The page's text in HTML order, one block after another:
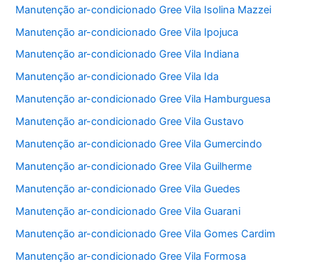
Manutenção ar-condicionado Gree Vila Isolina Mazzei
Manutenção ar-condicionado Gree Vila Ipojuca
Manutenção ar-condicionado Gree Vila Indiana
Manutenção ar-condicionado Gree Vila Ida
Manutenção ar-condicionado Gree Vila Hamburguesa
Manutenção ar-condicionado Gree Vila Gustavo
Manutenção ar-condicionado Gree Vila Gumercindo
Manutenção ar-condicionado Gree Vila Guilherme
Manutenção ar-condicionado Gree Vila Guedes
Manutenção ar-condicionado Gree Vila Guarani
Manutenção ar-condicionado Gree Vila Gomes Cardim
Manutenção ar-condicionado Gree Vila Formosa